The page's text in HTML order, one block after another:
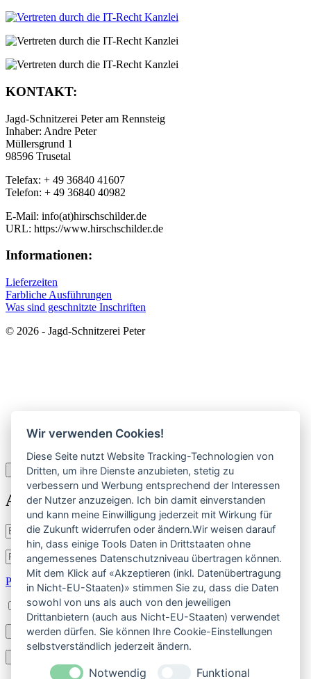
Wir verwenden Cookies!
Diese Seite nutzt Website Tracking-Technologien von
Dritten, um ihre Dienste anzubieten, stetig zu
verbessern und Werbung entsprechend der Interessen
der Nutzer anzuzeigen. Ich bin damit einverstanden
und kann meine Einwilligung jederzeit mit Wirkung für
die Zukunft widerrufen oder ändern.Wir weisen darauf
hin, dass einige Tools Daten in Drittstaaten ohne
angemessenes Datenschutzniveau übertragen können.
Mit dem Klick auf «Akzeptieren (inkl. Datenübertragung
in Nicht-EU-Staaten)» stimmen Sie zu, dass die Daten
sowohl von uns als auch von den jeweiligen
Drittanbietern (auch aus Nicht-EU-Staaten) verwendet
werden dürfen. Sie können Ihre Cookie-Einstellungen
selbstverständlich jederzeit ändern.
Notwendig Funktional
KONTAKT:
Jagd-Schnitzerei Peter am Rennsteig
Inhaber: Andre Peter
Müllersgrund 1
98596 Trusetal
Telefax: + 49 36840 41607
Telefon: + 49 36840 40982
E-Mail: info(at)hirschschilder.de
URL: https://www.hirschschilder.de
Informationen:
Lieferzeiten
Farbliche Ausführungen
Was sind geschnitzte Inschriften
© 2026 - Jagd-Schnitzerei Peter
Anmelden
Benutzername
oder
E-
Mail-
Adresse *
Erforderlich
Passwort*
Erforderlich
Passwort vergessen?
Angemeldet bleiben
Anmelden